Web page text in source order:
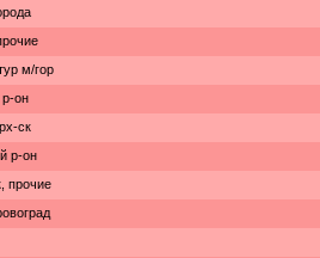
м/гор
р-он
ск
р-он
прочие